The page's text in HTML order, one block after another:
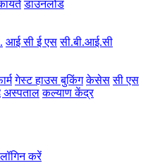
डाउनलोड
आई सी ई एस सी.बी.आई.सी
गेस्ट हाउस बुकिंग केसेस सी एस
अस्पताल कल्याण केंद्र
करें